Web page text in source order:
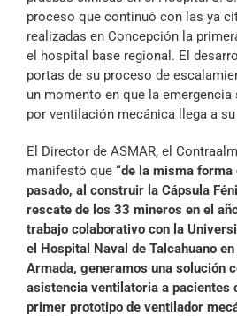
proceso que continuó con las ya
realizadas en Concepción la
el hospital base regional. El
portas de su proceso de
un momento en que la emergencia
por ventilación mecánica llega a
El Director de ASMAR, el
manifestó que “de la misma forma
pasado, al construir la Cápsula
rescate de los 33 mineros en el
trabajo colaborativo con la
el Hospital Naval de Talcahuano
Armada, generamos una solución
asistencia ventilatoria a pacientes
primer prototipo de ventilador